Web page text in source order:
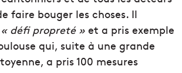
faire bouger les choses. Il
« défi propreté » et a pris exemple
qui, suite à une grande
a pris 100 mesures